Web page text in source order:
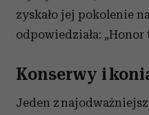
zyskało jej pokolenie
odpowiedziała: „Honor
Konserwy i
Jeden z